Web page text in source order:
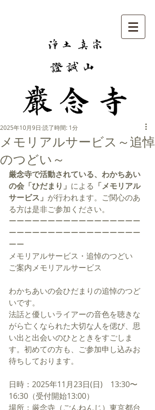
メモリアルサービス～追悼
のつどい～
2025年10月9日 読了時間: 1分
厳念寺で活動されている、わかちあい
の会「ひだまり」 による 「メモリアル
サービス」 が行われます。 ご関心のあ
る方は是非ご参加ください。
ーーーーーーーーーーーーーーーーー
ーーーーーーーーーーーーーーーーー
ーー
メモリアルサービス・追悼のつどい
ご案内メモリアルサービス
わかちあいの会ひだまりの追悼のつど
いです。
法話と優しいライアーの音色を聴きな
がら亡くなられた大切な人を偲び、思
い出と出会いのひとときをすごしま
す。初めての方も、ご参加申し込みお
待ちしております。
日時：2025年11月23日(日)　13:30〜
16:30（受付開始13:00）
場所：厳念寺（ごんねんじ）東京都台